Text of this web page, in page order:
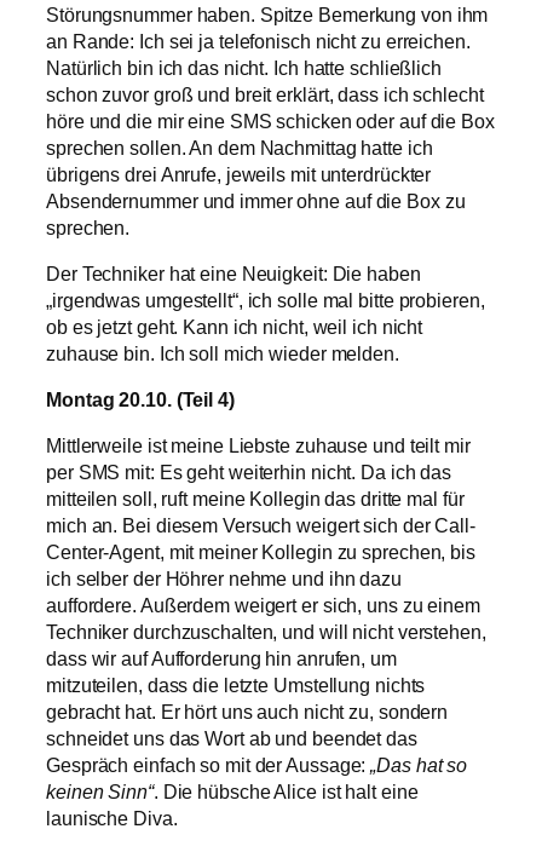
Störungsnummer haben. Spitze Bemerkung von ihm
an Rande: Ich sei ja telefonisch nicht zu erreichen.
Natürlich bin ich das nicht. Ich hatte schließlich
schon zuvor groß und breit erklärt, dass ich schlecht
höre und die mir eine SMS schicken oder auf die Box
sprechen sollen. An dem Nachmittag hatte ich
übrigens drei Anrufe, jeweils mit unterdrückter
Absendernummer und immer ohne auf die Box zu
sprechen.
Der Techniker hat eine Neuigkeit: Die haben
„irgendwas umgestellt“, ich solle mal bitte probieren,
ob es jetzt geht. Kann ich nicht, weil ich nicht
zuhause bin. Ich soll mich wieder melden.
Montag 20.10. (Teil 4)
Mittlerweile ist meine Liebste zuhause und teilt mir
per SMS mit: Es geht weiterhin nicht. Da ich das
mitteilen soll, ruft meine Kollegin das dritte mal für
mich an. Bei diesem Versuch weigert sich der Call-
Center-Agent, mit meiner Kollegin zu sprechen, bis
ich selber der Höhrer nehme und ihn dazu
auffordere. Außerdem weigert er sich, uns zu einem
Techniker durchzuschalten, und will nicht verstehen,
dass wir auf Aufforderung hin anrufen, um
mitzuteilen, dass die letzte Umstellung nichts
gebracht hat. Er hört uns auch nicht zu, sondern
schneidet uns das Wort ab und beendet das
Gespräch einfach so mit der Aussage:„Das hat so
keinen Sinn“. Die hübsche Alice ist halt eine
launische Diva.